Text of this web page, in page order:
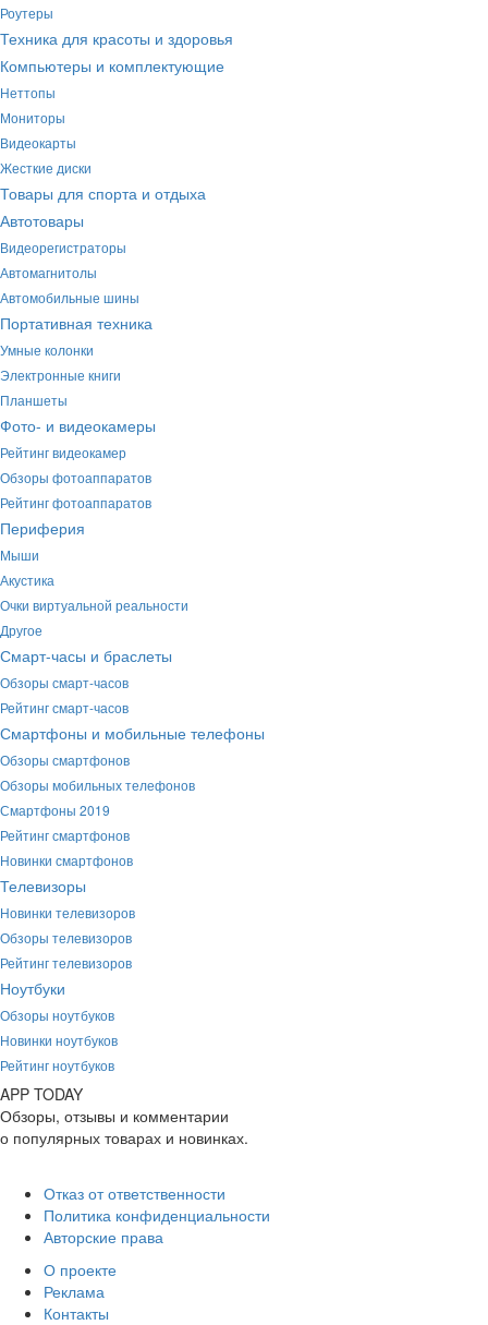
Роутеры
Техника для красоты и здоровья
Компьютеры и комплектующие
Неттопы
Мониторы
Видеокарты
Жесткие диски
Товары для спорта и отдыха
Автотовары
Видеорегистраторы
Автомагнитолы
Автомобильные шины
Портативная техника
Умные колонки
Электронные книги
Планшеты
Фото- и видеокамеры
Рейтинг видеокамер
Обзоры фотоаппаратов
Рейтинг фотоаппаратов
Периферия
Мыши
Акустика
Очки виртуальной реальности
Другое
Смарт-часы и браслеты
Обзоры смарт-часов
Рейтинг смарт-часов
Смартфоны и мобильные телефоны
Обзоры смартфонов
Обзоры мобильных телефонов
Смартфоны 2019
Рейтинг смартфонов
Новинки смартфонов
Телевизоры
Новинки телевизоров
Обзоры телевизоров
Рейтинг телевизоров
Ноутбуки
Обзоры ноутбуков
Новинки ноутбуков
Рейтинг ноутбуков
APP TODAY
Обзоры, отзывы и комментарии
о популярных товарах и новинках.
Отказ от ответственности
Политика конфиденциальности
Авторские права
О проекте
Реклама
Контакты